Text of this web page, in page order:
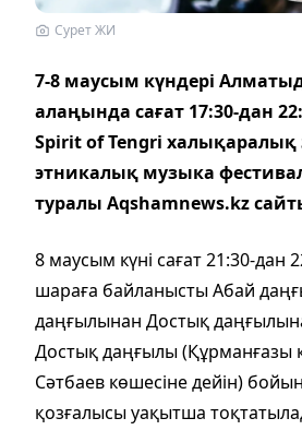
Сурет ЖИ
7-8 маусым күндері
алаңында сағат 17:30-дан
Spirit of Tengri
этникалық музыка
туралы Aqshamnews.kz
8 маусым күні сағат 21:30-дан
шараға байланысты Абай
даңғылынан Достық
Достық даңғылы (Құрманғазы
Сәтбаев көшесіне дейін)
қозғалысы уақытша